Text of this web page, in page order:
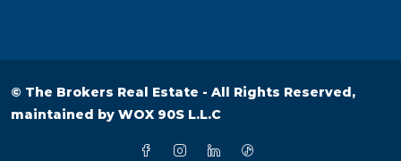
© The Brokers Real Estate - All Rights Reserved,
maintained by WOX 90S L.L.C